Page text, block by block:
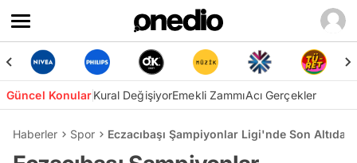
Güncel KonularKural DeğişiyorEmekli ZammıAcı Gerçekler
Haberler Spor Eczacıbaşı Şampiyonlar Ligi'nde Son Altıda